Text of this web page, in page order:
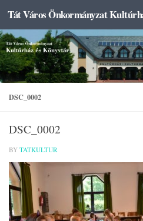
Skip to content
DSC_0002
DSC_0002
BY TATKULTUR